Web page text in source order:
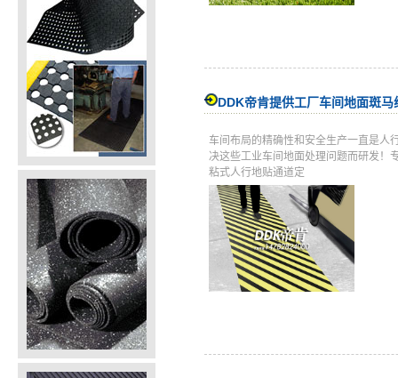
DDK帝肯提供工厂车间地面斑
车间布局的精确性和安全生产一直是人
决这些工业车间地面处理问题而研发！
粘式人行地贴通道定